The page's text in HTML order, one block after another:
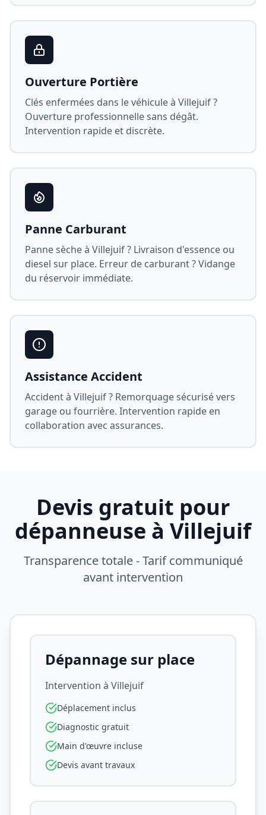
Ouverture Portière
Clés enfermées dans le véhicule à Villejuif?
Ouverture professionnelle sans dégât.
Intervention rapide et discrète.
Panne Carburant
Panne sèche à Villejuif? Livraison d'essence ou
diesel sur place. Erreur de carburant ? Vidange
du réservoir immédiate.
Assistance Accident
Accident à Villejuif? Remorquage sécurisé vers
garage ou fourrière. Intervention rapide en
collaboration avec assurances.
Devis gratuit pour
dépanneuse à Villejuif
Transparence totale - Tarif communiqué
avant intervention
Dépannage sur place
Intervention à Villejuif
Déplacement inclus
Diagnostic gratuit
Main d'œuvre incluse
Devis avant travaux